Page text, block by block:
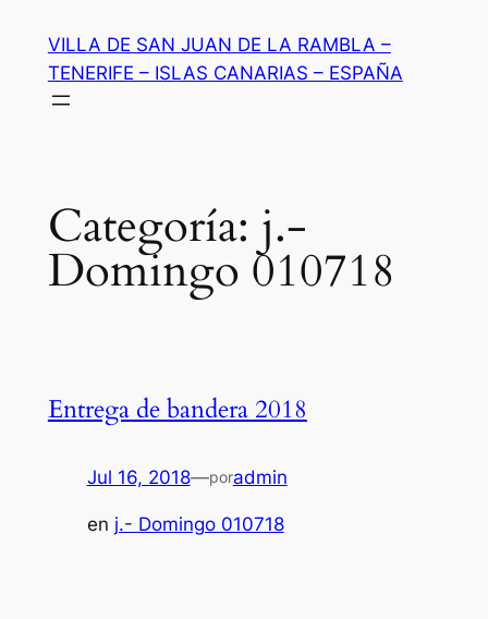
contenido
VILLA DE SAN JUAN DE LA RAMBLA –
TENERIFE – ISLAS CANARIAS – ESPAÑA
Categoría: j.-
Domingo 010718
Entrega de bandera 2018
Jul 16, 2018—poradmin
en j.- Domingo 010718